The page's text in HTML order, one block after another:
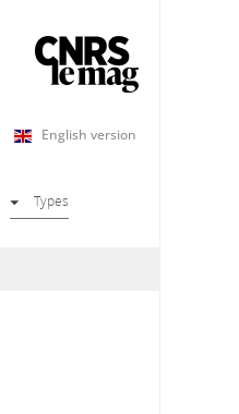
English version
Types